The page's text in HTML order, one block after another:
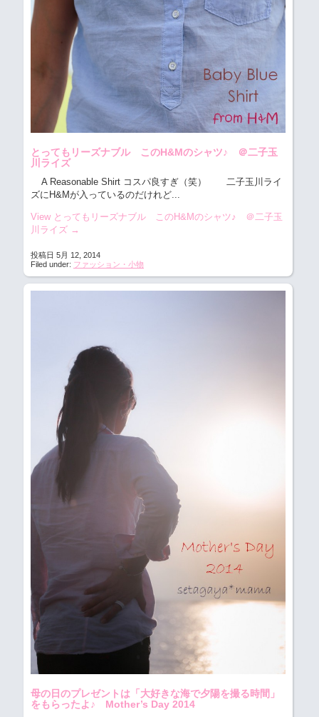
とってもリーズナブル このH&Mのシャツ♪ ＠二子玉
川ライズ
A Reasonable Shirt コスパ良すぎ（笑）
二子玉川ライ
ズにH&Mが入っているのだけれど...
View とってもリーズナブル このH&Mのシャツ♪ ＠二子玉
川ライズ →
投稿日 5月 12, 2014
Filed under: ファッション・小物
母の日のプレゼントは「大好きな海で夕陽を撮る時間」
をもらったよ♪ Mother’s Day 2014